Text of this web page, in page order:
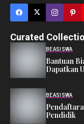
Curated
BEASISWA
Bantuan
Dapatkan
BEASISWA
Pendidik